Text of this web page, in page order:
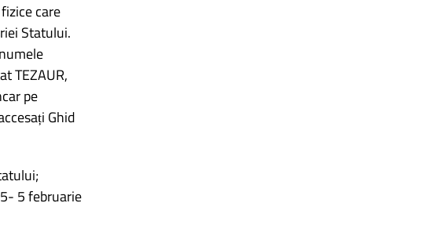
care
Statului.
TEZAUR,
pe
Ghid
5 februarie